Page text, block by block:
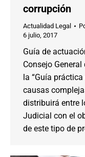
corrupción
Actualidad Legal
6 julio, 2017
Guía de
Consejo
la “Guía
causas
distribuirá entre
Judicial con el
de este tipo de